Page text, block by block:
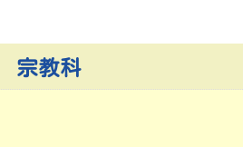
宗教科